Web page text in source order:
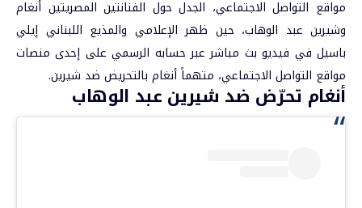
مواقع التواصل الاجتماعي، الجدل حول الفنانتين المصريتين أنغام
وشيرين عبد الوهاب، حين ظهر الإعلامي والمذيع اللبناني إيلي
باسيل في فيديو بث مباشر عبر حسابه الرسمي على إحدى منصات
مواقع التواصل الاجتماعي، متهماً أنغام بالتحريض ضد شيرين.
أنغام تحرّض ضد شيرين عبد الوهاب